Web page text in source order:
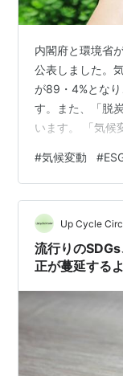
内閣府と環境省
公表しました。
が89・4%とな
す。また、「脱
います。 「気候
「問題」と思う
といった食料不
加」（76％）や
（70％）と次い
よる農作物の価
されているそう
#気候変動 #
Up Cycle
流行りの
正が蔓延する